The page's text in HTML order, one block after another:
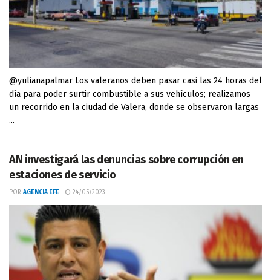
@yulianapalmar Los valeranos deben pasar casi las 24 horas del
día para poder surtir combustible a sus vehículos; realizamos
un recorrido en la ciudad de Valera, donde se observaron largas
...
AN investigará las denuncias sobre corrupción en
estaciones de servicio
POR AGENCIA EFE 24/05/2023